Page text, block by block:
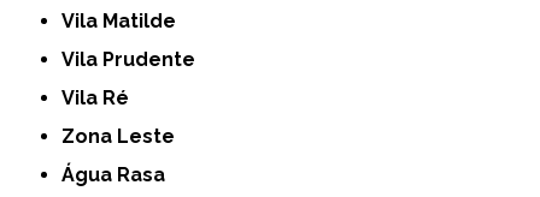
Vila Matilde
Vila Prudente
Vila Ré
Zona Leste
Água Rasa